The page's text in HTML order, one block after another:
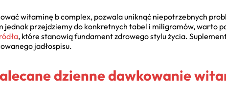
witaminę b complex, pozwala uniknąć niepotrzebnych
jednak przejdziemy do konkretnych tabel i miligramów, warto
, które stanowią fundament zdrowego stylu życia.
jadłospisu.
dzienne dawkowanie